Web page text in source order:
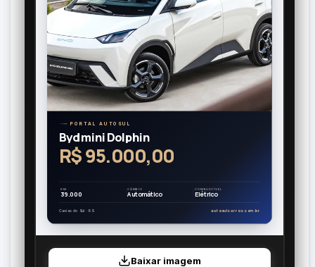
PORTAL AUTOSUL
Byd mini Dolphin
R$ 95.000,00
KM
39.000
CÂMBIO
Automático
COMBUSTÍVEL
Elétrico
Caxias do Sul · RS autosulcarros.com.br
Baixar imagem